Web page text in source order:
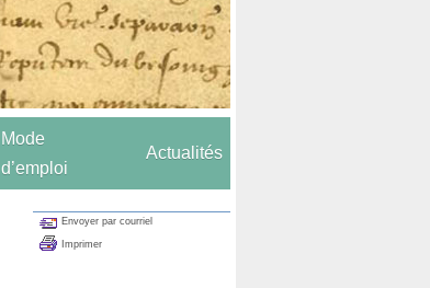
Mode
d’emploi
Actualités
Envoyer par courriel
Imprimer